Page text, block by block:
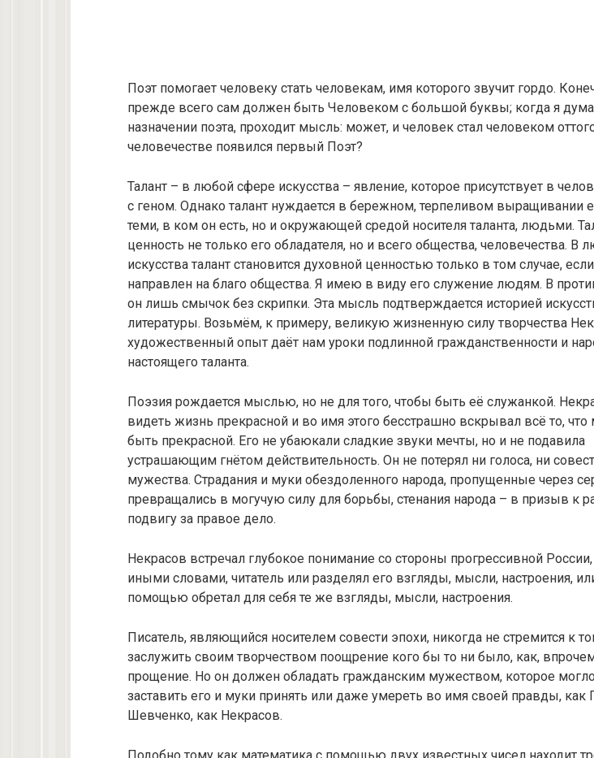
Поэт помогает человеку стать человекам, имя которого звучит гордо.
прежде всего сам должен быть Человеком с большой буквы; когда я
назначении поэта, проходит мысль: может, и человек стал человеком
человечестве появился первый Поэт?
Талант – в любой сфере искусства – явление, которое присутствует в
с геном. Однако талант нуждается в бережном, терпеливом выращивании
теми, в ком он есть, но и окружающей средой носителя таланта, людьми.
ценность не только его обладателя, но и всего общества, человечества. В
искусства талант становится духовной ценностью только в том случае,
направлен на благо общества. Я имею в виду его служение людям. В
он лишь смычок без скрипки. Эта мысль подтверждается историей
литературы. Возьмём, к примеру, великую жизненную силу творчества
художественный опыт даёт нам уроки подлинной гражданственности и
настоящего таланта.
Поэзия рождается мыслью, но не для того, чтобы быть её служанкой.
видеть жизнь прекрасной и во имя этого бесстрашно вскрывал всё то,
быть прекрасной. Его не убаюкали сладкие звуки мечты, но и не подавила
устрашающим гнётом действительность. Он не потерял ни голоса, ни
мужества. Страдания и муки обездоленного народа, пропущенные через
превращались в могучую силу для борьбы, стенания народа – в призыв к
подвигу за правое дело.
Некрасов встречал глубокое понимание со стороны прогрессивной
иными словами, читатель или разделял его взгляды, мысли, настроения,
помощью обретал для себя те же взгляды, мысли, настроения.
Писатель, являющийся носителем совести эпохи, никогда не стремится к
заслужить своим творчеством поощрение кого бы то ни было, как,
прощение. Но он должен обладать гражданским мужеством, которое
заставить его и муки принять или даже умереть во имя своей правды, как
Шевченко, как Некрасов.